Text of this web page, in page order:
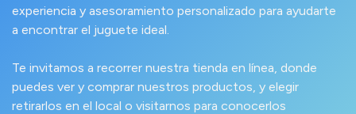
experiencia y asesoramiento personalizado para ayudarte
a encontrar el juguete ideal.
Te invitamos a recorrer nuestra tienda en línea, donde
puedes ver y comprar nuestros productos, y elegir
retirarlos en el local o visitarnos para conocerlos